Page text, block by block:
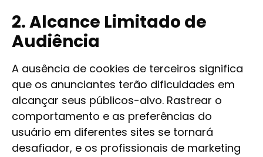
2. Alcance Limitado de
Audiência
A ausência de cookies de terceiros significa
que os anunciantes terão dificuldades em
alcançar seus públicos-alvo. Rastrear o
comportamento e as preferências do
usuário em diferentes sites se tornará
desafiador, e os profissionais de marketing